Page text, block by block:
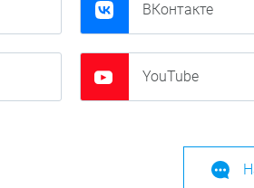
ВКонтакте
YouTube